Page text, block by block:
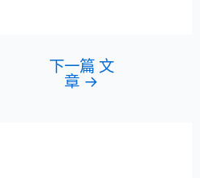
下一篇 文
章 →